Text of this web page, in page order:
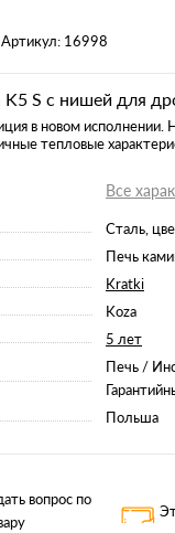
Артикул: 16998
S с нишей для
в новом исполнении.
тепловые
Все
Сталь,
Печь
Kratki
Koza
5 лет
Печь /
Польша
вопрос по